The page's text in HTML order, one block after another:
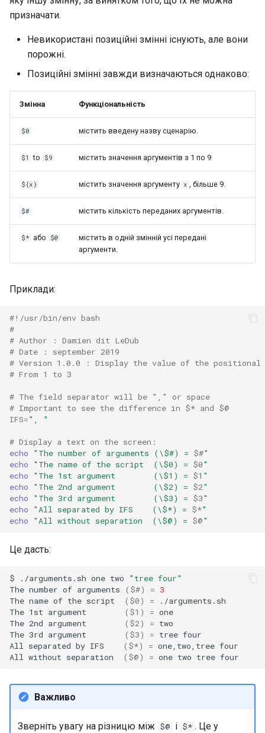
призначати.
Невикористані позиційні змінні існують, але вони
порожні.
Позиційні змінні завжди визначаються однаково:
Змінна Функціональність
$0 містить введену назву сценарію.
$1 to $9 містить значення аргументів з 1 по 9
${x} містить значення аргументу x , більше 9.
$# містить кількість переданих аргументів.
$* або $@
містить в одній змінній усі передані
аргументи.
Приклади:
#!/usr/bin/env bash
#
# Author : Damien dit LeDub
# Date : september 2019
# Version 1.0.0 : Display the value of the positional
# From 1 to 3
# The field separator will be "," or space
# Important to see the difference in $* and $@
IFS=", "
# Display a text on the screen:
echo
"The number of arguments (\$#) = $#"
echo
"The name of the script  (\$0) = $0"
echo
"The 1st argument        (\$1) = $1 "
echo
"The 2nd argument        (\$2) = $2"
echo
"The 3rd argument        (\$3) = $3"
echo
"All separated by IFS    (\$*) = $*"
echo
"All without separation  (\$@) = $@"
Це дасть:
$ ./arguments.sh one two
"tree four"
The number of arguments ( $#) = 3
The name of the script ( $0) =
./arguments.sh
The 1st argument ( $1 ) = one
The 2nd argument ( $2) = two
The 3rd argument ( $3) = tree four
All
separated by IFS ( $*) = one,two,tree four
All
without separation ( $@) = one two tree
Важливо
Зверніть увагу на різницю між $@ і $* . Це у